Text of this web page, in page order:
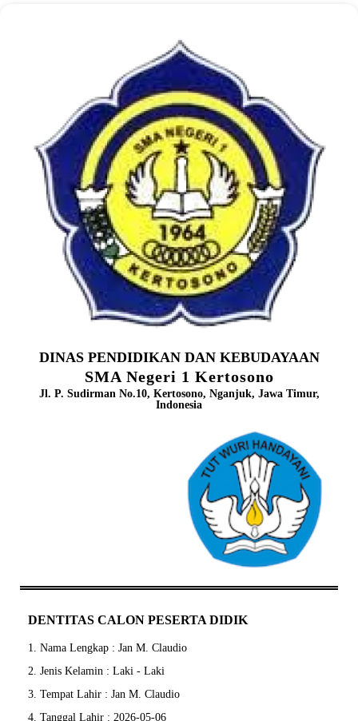
DINAS PENDIDIKAN DAN KEBUDAYAAN
SMA Negeri 1 Kertosono
Jl. P. Sudirman No.10, Kertosono, Nganjuk, Jawa Timur,
Indonesia
DENTITAS CALON PESERTA DIDIK
1. Nama Lengkap : Jan M. Claudio
2. Jenis Kelamin : Laki - Laki
3. Tempat Lahir : Jan M. Claudio
4. Tanggal Lahir : 2026-05-06